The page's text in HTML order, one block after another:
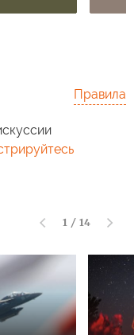
Правила
1 / 14